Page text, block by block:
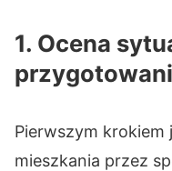
1. Ocena
Pierwszym krokiem
mieszkania przez